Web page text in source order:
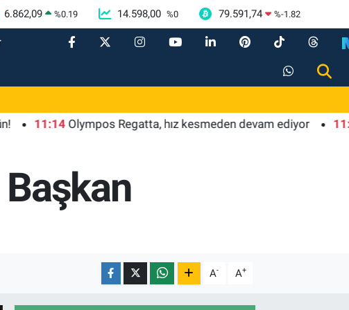
6.862,09 %0.19 14.598,00 %0 79.591,74 %-1.82
Olympos Regatta, hız kesmeden devam ediyor 11:09
A- A+